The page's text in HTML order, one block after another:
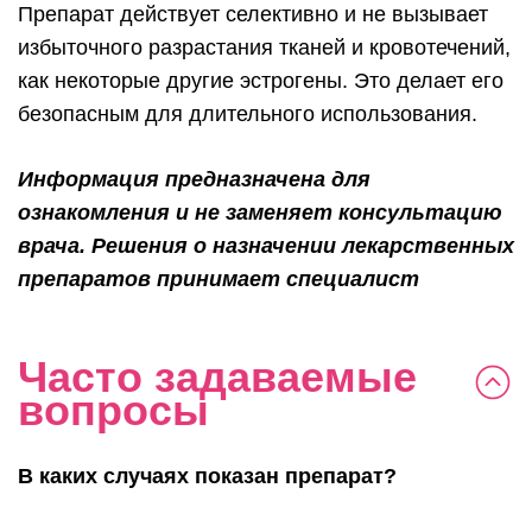
Препарат действует селективно и не вызывает
избыточного разрастания тканей и кровотечений,
как некоторые другие эстрогены. Это делает его
безопасным для длительного использования.
Информация предназначена для
ознакомления и не заменяет консультацию
врача. Решения о назначении лекарственных
препаратов принимает специалист
Часто задаваемые
вопросы
В каких случаях показан препарат?